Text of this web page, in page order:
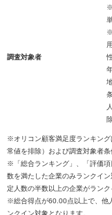
※
※
調査対象者
※オリコン顧客満足度ランキン
常値を排除）および調査対象者
※「総合ランキング」、「評価項
数を満たした企業のみランクイ
定人数の半数以上の企業がランク
※総合得点が60.00点以上で、他
ンクイン対象となります。